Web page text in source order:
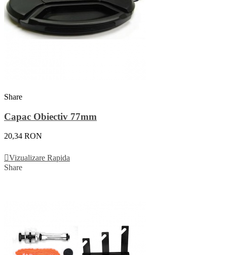
Share
Capac Obiectiv 77mm
20,34 RON
Vizualizare Rapida
Share